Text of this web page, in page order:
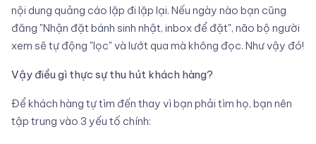
nội dung quảng cáo lặp đi lặp lại. Nếu ngày nào bạn cũng
đăng "Nhận đặt bánh sinh nhật, inbox để đặt", não bộ người
xem sẽ tự động "lọc" và lướt qua mà không đọc. Như vậy đó!
Vậy điều gì thực sự thu hút khách hàng?
Để khách hàng tự tìm đến thay vì bạn phải tìm họ, bạn nên
tập trung vào 3 yếu tố chính: